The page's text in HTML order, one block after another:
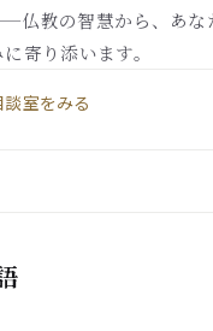
仏教の智慧から、あな
に寄り添います。
室をみる